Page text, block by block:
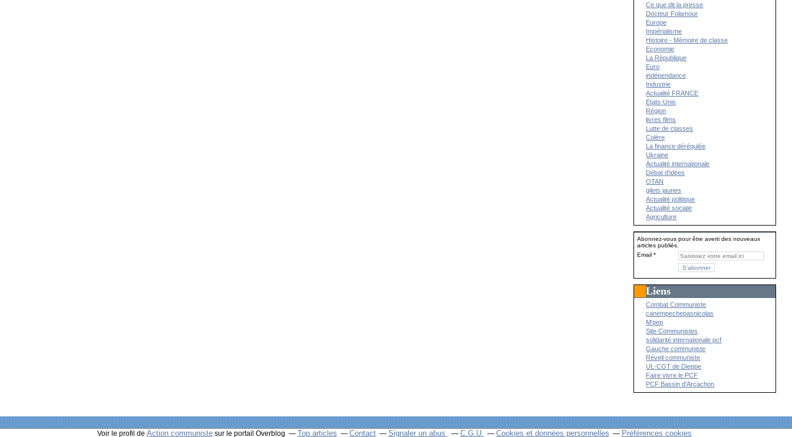
Ce que dit la presse
Docteur Folamour
Europe
Impérialisme
Histoire - Mémoire de classe
Economie
La République
Euro
indépendance
Industrie
Actualité FRANCE
Etats-Unis
Région
livres films
Lutte de classes
Colère
La finance dérégulée
Ukraine
Actualité internationale
Débat d'idées
OTAN
gilets jaunes
Actualité politique
Actualité sociale
Agriculture
Abonnez-vous pour être averti des nouveaux
articles publiés.
Email
Liens
Combat Communiste
canempechepasnicolas
M'pep
Site Communistes
solidarité internationale pcf
Gauche communiste
Réveil communiste
UL-CGT de Dieppe
Faire vivre le PCF
PCF Bassin d'Arcachon
Voir le profil de Action communistesur le portail Overblog Top articles Contact Signaler un abus C.G.U. Cookies et données personnelles Préférences cookies